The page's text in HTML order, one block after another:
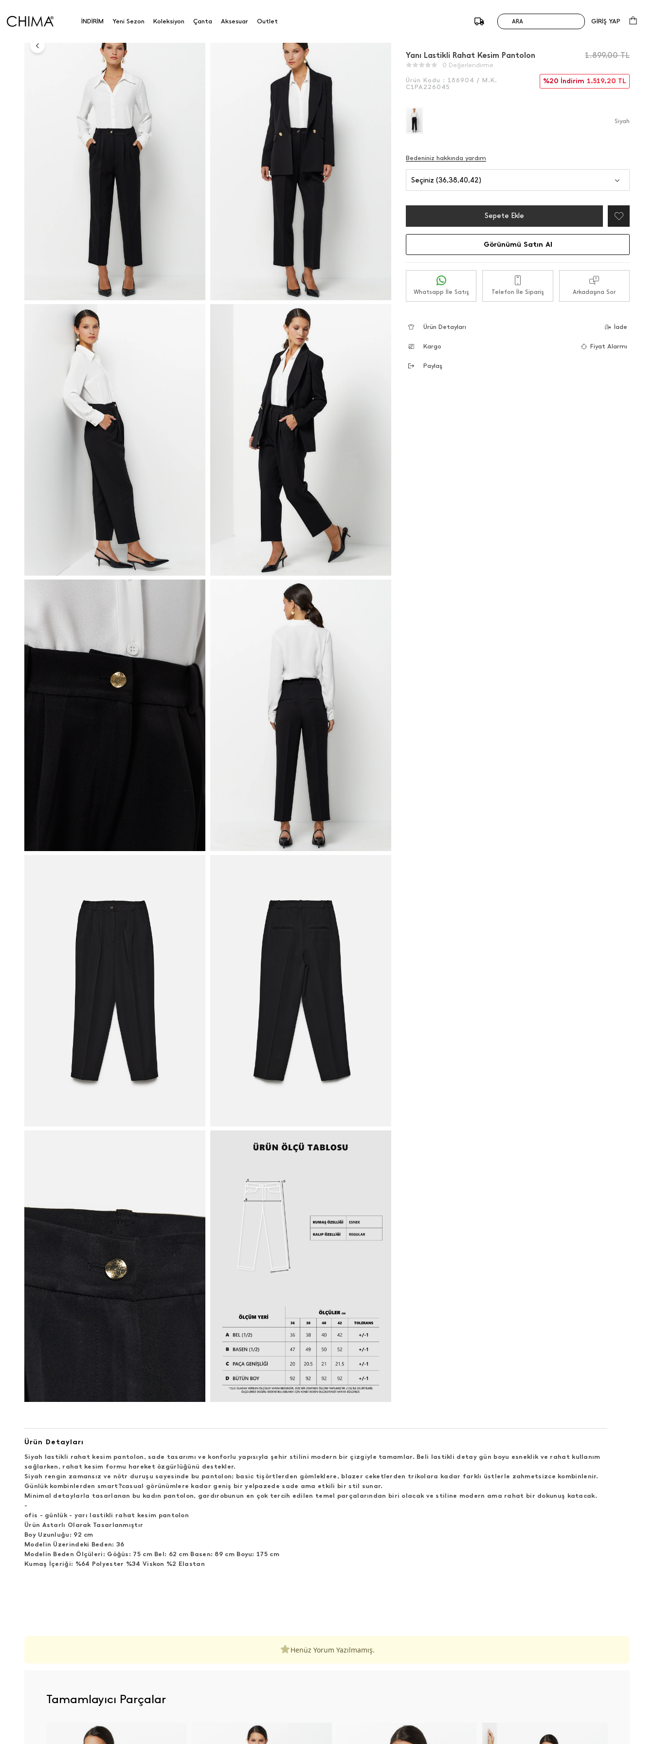
İNDİRİM Yeni Sezon Koleksiyon Çanta Aksesuar Outlet ARA GİRİŞ YAP
Anasayfa
Yanı Lastikli Rahat Kesim Pantolon
0 Değerlendirme
Ürün Kodu : 186904 / M.K.
C1PA226045
1.899,00TL
%20 İndirim 1.519,20 TL
Si̇yah
Bedeniniz hakkında yardım
Seçiniz (36,38,40,42)
Sepete Ekle
Görünümü Satın Al
Whatsapp İle Satış Telefon İle Sipariş Arkadaşına Sor
Ürün Detayları İade
Kargo Fiyat Alarmı
Paylaş
Ürün Detayları
Siyah lastikli rahat kesim pantolon , sade tasarımı ve konforlu yapısıyla şehir stilini modern bir çizgiyle tamamlar. Beli lastikli detay gün boyu esneklik ve rahat kullanım
sağlarken, rahat kesim formu hareket özgürlüğünü destekler.
Siyah rengin zamansız ve nötr duruşu sayesinde bu pantolon; basic tişörtlerden gömleklere, blazer ceketlerden trikolara kadar farklı üstlerle zahmetsizce kombinlenir.
Günlük kombinlerden smart?casual görünümlere kadar geniş bir yelpazede sade ama etkili bir stil sunar.
Minimal detaylarla tasarlanan bu kadın pantolon, gardırobunun en çok tercih edilen temel parçalarından biri olacak ve stiline modern ama rahat bir dokunuş katacak.
-
ofis - günlük - yarı lastikli rahat kesim pantolon
Ürün Astarlı Olarak Tasarlanmıştır
Boy Uzunluğu: 92 cm
Modelin Üzerindeki Beden: 36
Modelin Beden Ölçüleri: Göğüs: 75 cm Bel: 62 cm Basen: 89 cm Boyu: 175 cm
Kumaş İçeriği: %64 Polyester %34 Viskon %2 Elastan
Henüz Yorum Yazılmamış.
Tamamlayıcı Parçalar